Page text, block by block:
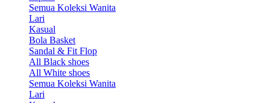
Semua Koleksi Wanita
Lari
Kasual
Bola Basket
Sandal & Fit Flop
All Black shoes
All White shoes
Semua Koleksi Wanita
Lari